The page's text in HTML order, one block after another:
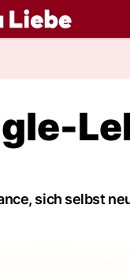
sich selbst